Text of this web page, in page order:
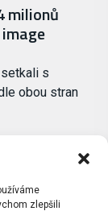
zlepšili
milionů
s
obou stran